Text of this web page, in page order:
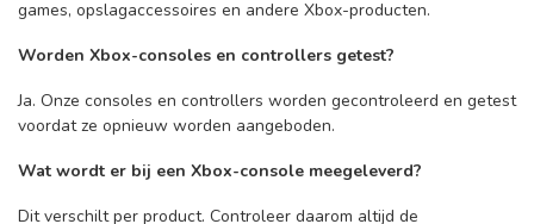
games, opslagaccessoires en andere Xbox-producten.
Worden Xbox-consoles en controllers getest?
Ja. Onze consoles en controllers worden gecontroleerd en getest
voordat ze opnieuw worden aangeboden.
Wat wordt er bij een Xbox-console meegeleverd?
Dit verschilt per product. Controleer daarom altijd de